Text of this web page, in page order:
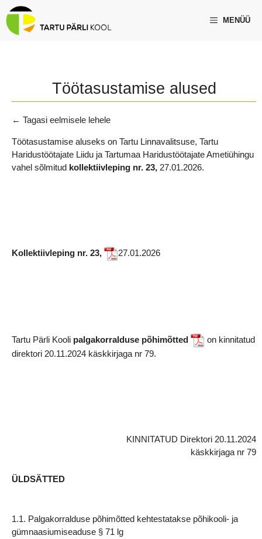
Skip
to
content
MENÜÜ
Töötasustamise alused
← Tagasi eelmisele lehele
Töötasustamise aluseks on Tartu Linnavalitsuse, Tartu
Haridustöötajate Liidu ja Tartumaa Haridustöötajate Ametiühingu
vahel sõlmitud kollektiivleping nr. 23, 27.01.2026.
Kollektiivleping nr. 23, 27.01.2026
Tartu Pärli Kooli palgakorralduse põhimõtted
on kinnitatud
direktori 20.11.2024 käskkirjaga nr 79.
KINNITATUD Direktori 20.11.2024
käskkirjaga nr 79
ÜLDSÄTTED
1.1. Palgakorralduse põhimõtted kehtestatakse põhikooli- ja
gümnaasiumiseaduse § 71 lg